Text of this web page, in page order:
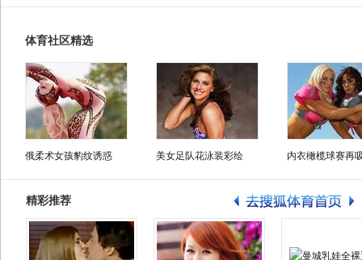
体育社区精选
俄柔术女孩豹纹诱惑 美女足队花泳装彩绘 内衣橄榄球赛再
精彩推荐